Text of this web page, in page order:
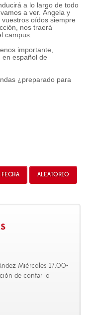
a lo largo de todo
a ver. Ángela y
oídos siempre
nos traerá
campus.
importante,
español de
¿preparado para
FECHA ALEATORIO
Miércoles 17.00-
de contar lo